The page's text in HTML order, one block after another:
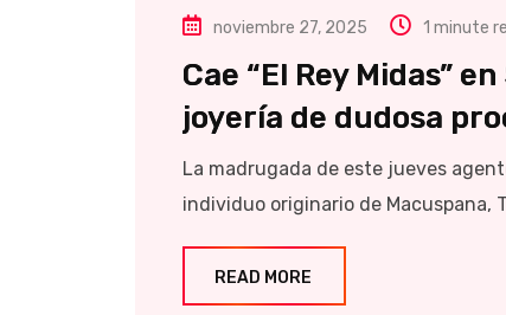
noviembre 27, 2025 1 minute
Cae “El Rey Midas”
joyería de dudosa
La madrugada de este jueves
individuo originario de Macuspana,
READ MORE